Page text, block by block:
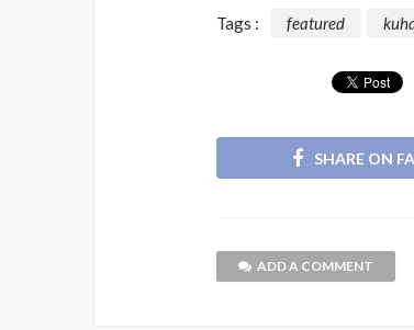
Tags : featured
SHARE ON
ADD A COMMENT